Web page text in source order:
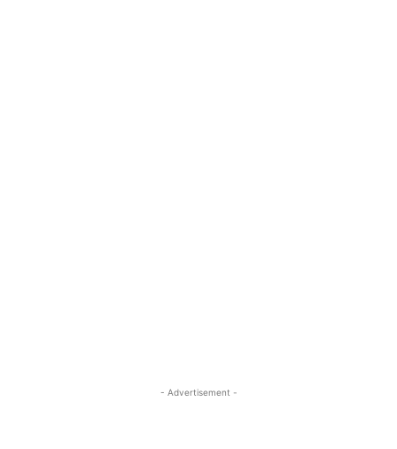
- Advertisement -